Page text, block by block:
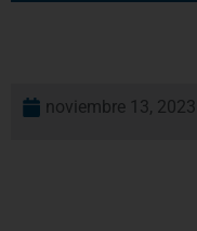
noviembre 13, 2023